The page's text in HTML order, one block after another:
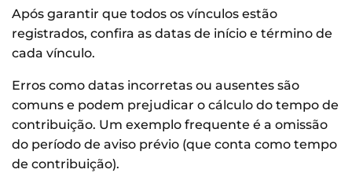
Após garantir que todos os vínculos estão
registrados, confira as datas de início e término de
cada vínculo.
Erros como datas incorretas ou ausentes são
comuns e podem prejudicar o cálculo do tempo de
contribuição. Um exemplo frequente é a omissão
do período de aviso prévio (que conta como tempo
de contribuição).